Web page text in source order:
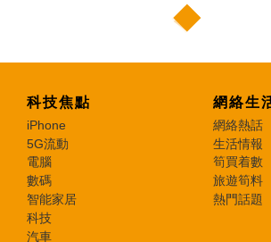
科技焦點
iPhone
5G流動
電腦
數碼
智能家居
科技
汽車
網絡生
網絡熱話
生活情報
筍買着數
旅遊筍料
熱門話題